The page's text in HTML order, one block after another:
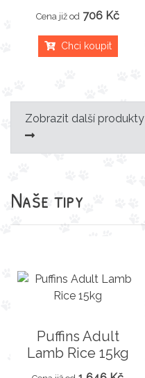
Cena již od 706 Kč
Chci koupit
Zobrazit další produkty
Naše tipy
Puffins Adult
Lamb Rice 15kg